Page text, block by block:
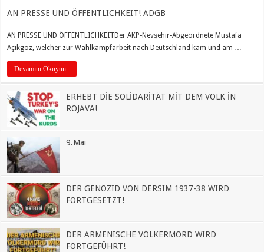
AN PRESSE UND ÖFFENTLICHKEIT! ADGB
AN PRESSE UND ÖFFENTLICHKEITDer AKP-Nevşehir-Abgeordnete Mustafa
Açıkgöz, welcher zur Wahlkampfarbeit nach Deutschland kam und am …
Devamını Okuyun..
ERHEBT DİE SOLİDARİTÄT MİT DEM VOLK İN
ROJAVA!
9.Mai
DER GENOZID VON DERSIM 1937-38 WIRD
FORTGESETZT!
DER ARMENISCHE VÖLKERMORD WIRD
FORTGEFÜHRT!